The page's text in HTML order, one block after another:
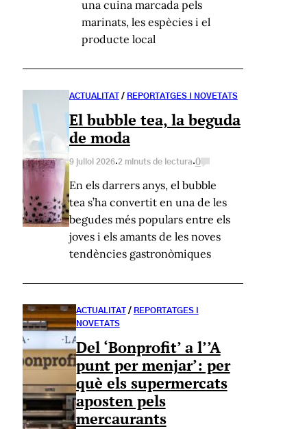
una cuina marcada pels
marinats, les espècies i el
producte local
ACTUALITAT/ REPORTATGES I NOVETATS
El bubble tea, la beguda
de moda
9 juliol 2026·2 minuts de lectura·0
En els darrers anys, el bubble
tea s’ha convertit en una de les
begudes més populars entre els
joves i els amants de les noves
tendències gastronòmiques
ACTUALITAT/ REPORTATGES I
NOVETATS
Del ‘Bonprofit’ a l’’A
punt per menjar’: per
què els supermercats
aposten pels
mercaurants